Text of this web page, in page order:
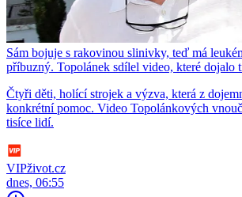
Sám bojuje s rakovinou slinivky, teď má
příbuzný. Topolánek sdílel video, které dojalo
Čtyři děti, holící strojek a výzva, která z
konkrétní pomoc. Video Topolánkových
tisíce lidí.
VIPživot.cz
dnes, 06:55